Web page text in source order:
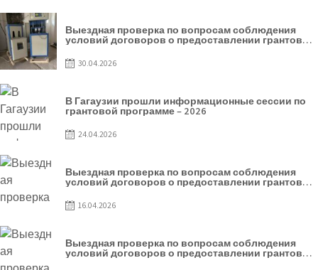
Выездная проверка по вопросам соблюдения
условий договоров о предоставлении грантов
предприятия SRL Grand Nic Oil Company
30.04.2026
В Гагаузии прошли информационные сессии по
грантовой программе – 2026
24.04.2026
Выездная проверка по вопросам соблюдения
условий договоров о предоставлении грантов
предприятия SRL Patiseria Familiei
16.04.2026
Выездная проверка по вопросам соблюдения
условий договоров о предоставлении грантов
предприятия SRL Lisokam-Fam